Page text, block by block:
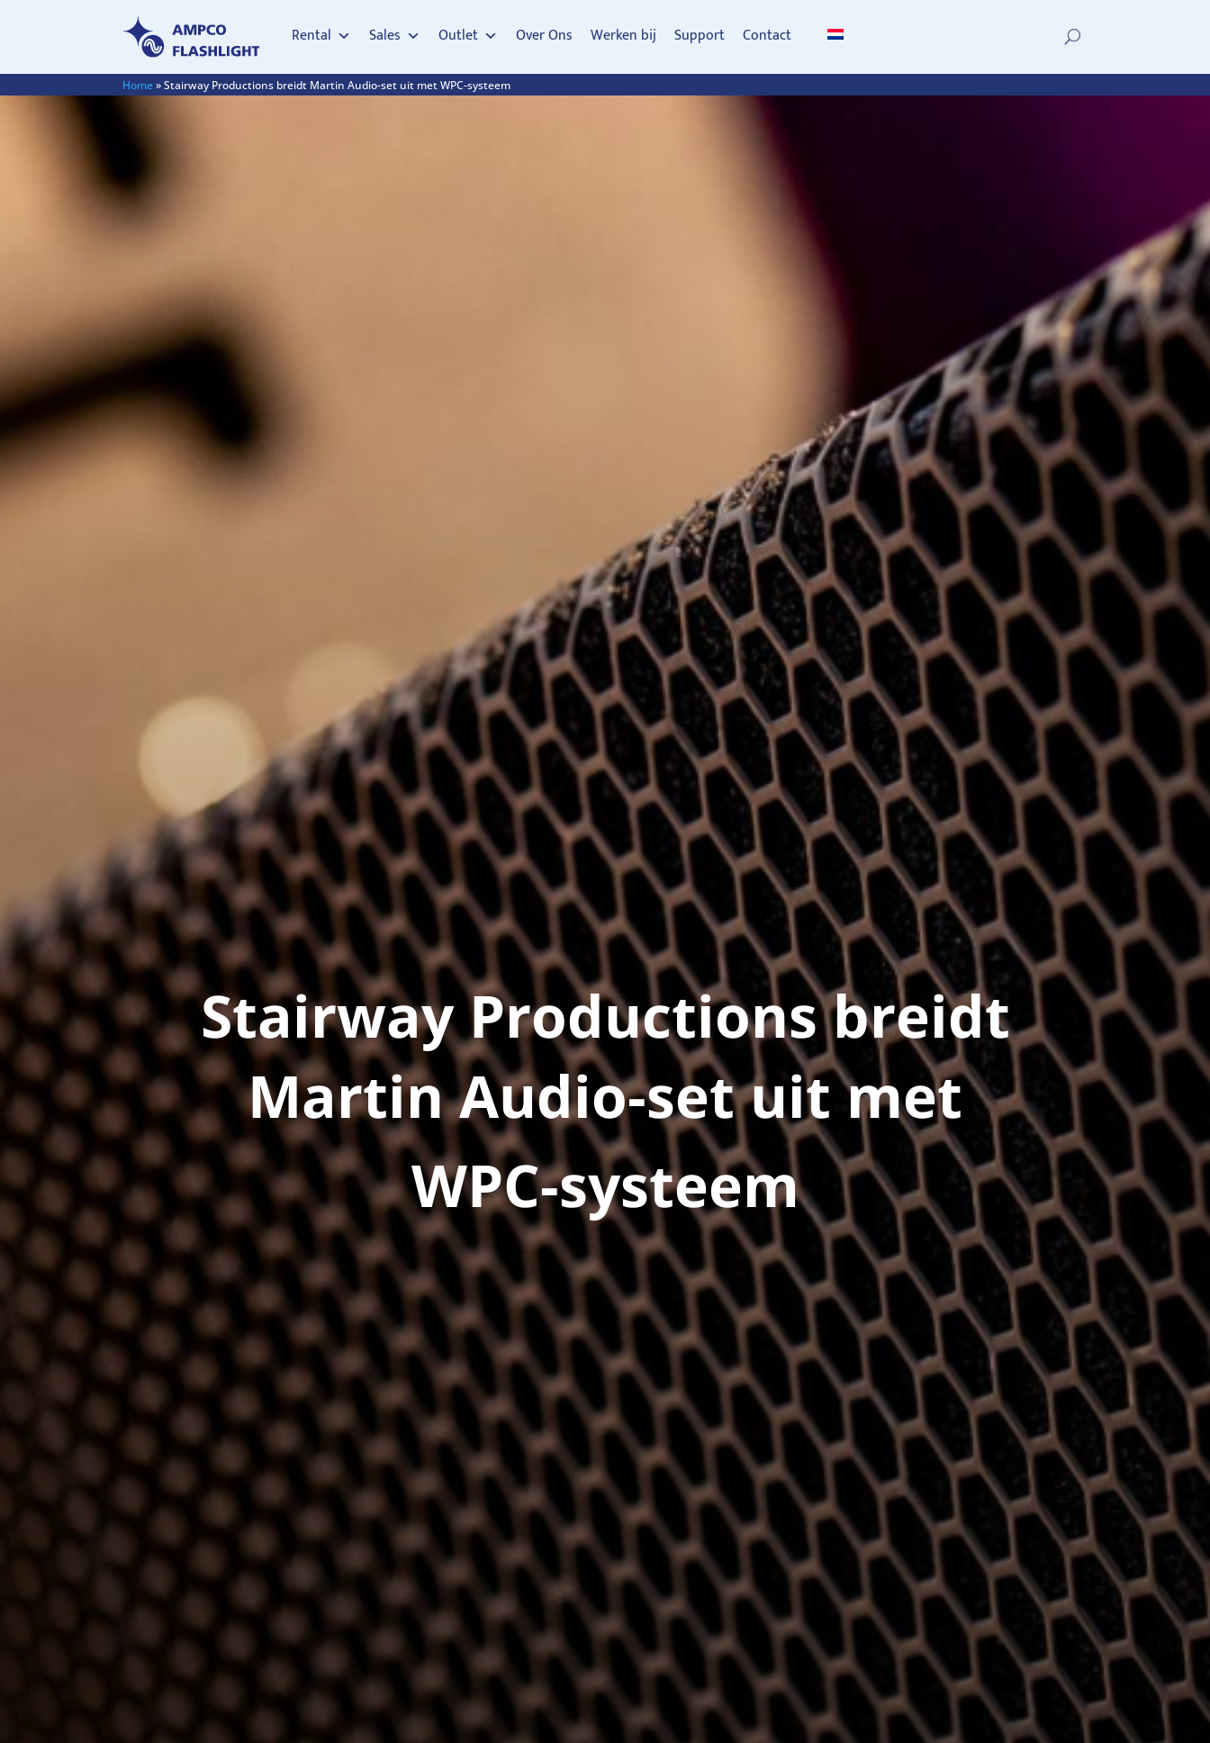
Rental Sales Outlet Over Ons Werken bij Support Contact
Home»Stairway Productions breidt Martin Audio-set uit met WPC-systeem
Stairway Productions breidt
Martin Audio-set uit met
WPC-systeem